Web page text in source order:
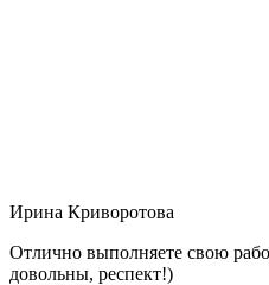
Ирина Криворотова
Отлично выполняете свою
довольны, респект!)